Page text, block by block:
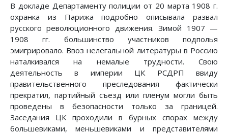
В докладе Департаменту полиции от 20 марта 1908 г.
охранка из Парижа подробно описывала развал
русского революционного движения. Зимой 1907 —
1908 гг. большинство участников подполья
эмигрировало. Ввоз нелегальной литературы в Россию
наталкивался на немалые трудности. Свою
деятельность в империи ЦК РСДРП ввиду
правительственного преследования фактически
прекратил, партийный съезд или пленум могли быть
проведены в безопасности только за границей.
Заседания ЦК проходили в бурных спорах между
большевиками, меньшевиками и представителями